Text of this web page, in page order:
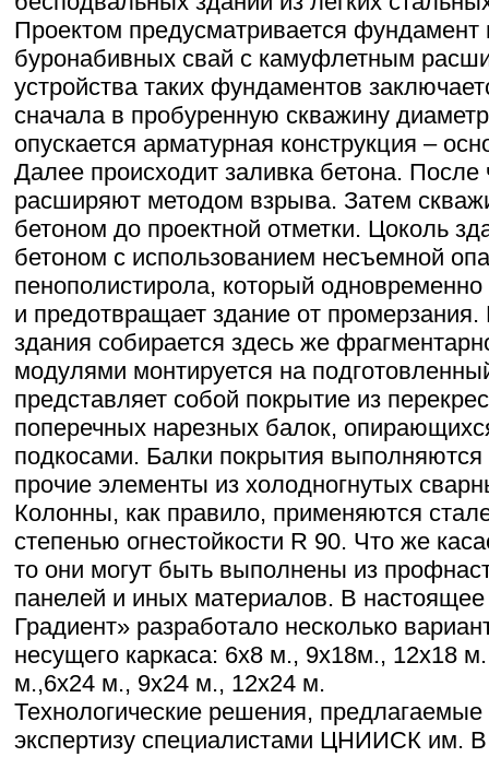
Проектом предусматривается фундамент
буронабивных свай с камуфлетным
устройства таких фундаментов
сначала в пробуренную скважину
опускается арматурная конструкция –
Далее происходит заливка бетона. После
расширяют методом взрыва. Затем
бетоном до проектной отметки. Цоколь
бетоном с использованием несъемной
пенополистирола, который
и предотвращает здание от промерзания.
здания собирается здесь же
модулями монтируется на
представляет собой покрытие из
поперечных нарезных балок,
подкосами. Балки покрытия выполняются
прочие элементы из холодногнутых
Колонны, как правило, применяются
степенью огнестойкости R 90. Что же
то они могут быть выполнены из
панелей и иных материалов. В
Градиент» разработало несколько
несущего каркаса: 6х8 м., 9х18м., 12х18
м.,6х24 м., 9х24 м., 12х24 м.
Технологические решения,
экспертизу специалистами ЦНИИСК им.